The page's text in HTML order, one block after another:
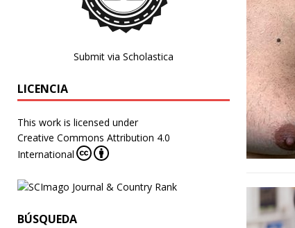
Submit via Scholastica
LICENCIA
This work is licensed under
Creative Commons Attribution 4.0
International
BÚSQUEDA